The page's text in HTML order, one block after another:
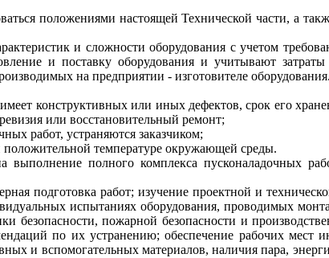
положениями настоящей Технической части, а
и сложности оборудования с учетом
и поставку оборудования и учитывают
на предприятии - изготовителе оборудования.
имеет конструктивныхили иных дефектов, срок его
или восстановительный ремонт;
работ, устраняются заказчиком;
положительной температуре окружающей среды.
полного комплекса пусконаладочных
подготовка работ; изучение проектной и
ных испытаниях оборудования, проводимых
безопасности, пожарной безопасности и
по их устранению; обеспечение рабочих мести
и вспомогательных материалов, наличия пара, энерги